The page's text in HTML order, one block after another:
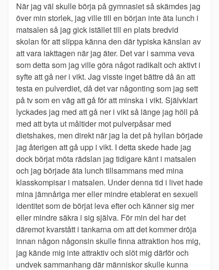
När jag väl skulle börja på gymnasiet så skämdes jag
över min storlek, jag ville till en början inte äta lunch i
matsalen så jag gick istället till en plats bredvid
skolan för att slippa känna den där typiska känslan av
att vara iakttagen när jag äter. Det var i samma veva
som detta som jag ville göra något radikalt och aktivt i
syfte att gå ner i vikt. Jag visste inget bättre då än att
testa en pulverdiet, då det var någonting som jag sett
på tv som en väg att gå för att minska i vikt. Självklart
lyckades jag med att gå ner i vikt så länge jag höll på
med att byta ut måltider mot pulverpåsar med
dietshakes, men direkt när jag la det på hyllan började
jag återigen att gå upp i vikt. I detta skede hade jag
dock börjat möta rädslan jag tidigare känt i matsalen
och jag började äta lunch tillsammans med mina
klasskompisar i matsalen. Under denna tid i livet hade
mina jämnåriga mer eller mindre etablerat en sexuell
identitet som de börjat leva efter och känner sig mer
eller mindre säkra i sig själva. För min del har det
däremot kvarstått i tankarna om att det kommer dröja
innan någon någonsin skulle finna attraktion hos mig,
jag kände mig inte attraktiv och slöt mig därför och
undvek sammanhang där människor skulle kunna